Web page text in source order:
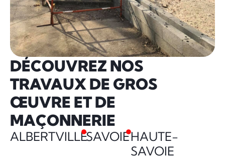
DÉCOUVREZ NOS
TRAVAUX DE GROS
ŒUVRE ET DE
MAÇONNERIE
ALBERTVILLESAVOIEHAUTE-
SAVOIE